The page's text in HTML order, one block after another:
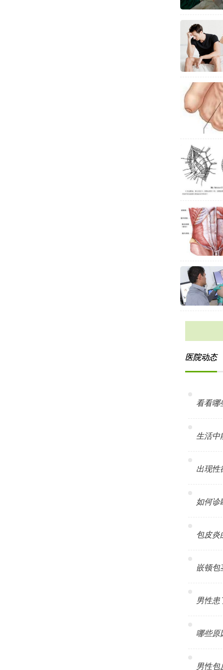
医院动态
看看哪
生活中
出现性
如何诊
包皮炎
嵌顿包
男性患
哪些原
男性包